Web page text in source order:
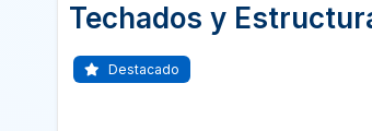
Techados y
Destacado